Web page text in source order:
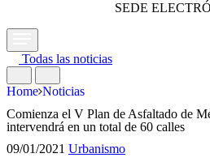
SEDE
Todas las noticias
Home Noticias
Comienza el V Plan de Asfaltado de
intervendrá en un total de 60 calles
09/01/2021 Urbanismo